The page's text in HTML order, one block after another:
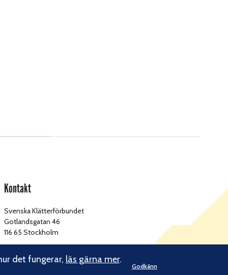
Kontakt
Svenska Klätterförbundet
Gotlandsgatan 46
116 65 Stockholm
E-post: kansliet@klatterforbundet.rf.se
Övriga kontaktuppgifter
det fungerar, läs gärna mer.
Godkänn